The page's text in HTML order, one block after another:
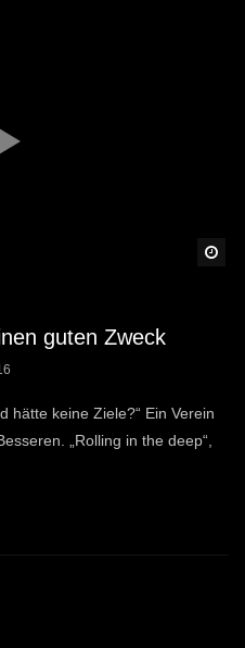
guten Zweck
hätte keine Ziele?“ Ein Verein
„Rolling in the deep“,